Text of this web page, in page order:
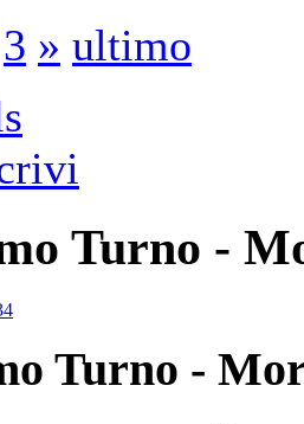
3 » ultimo
Turno -
Turno -